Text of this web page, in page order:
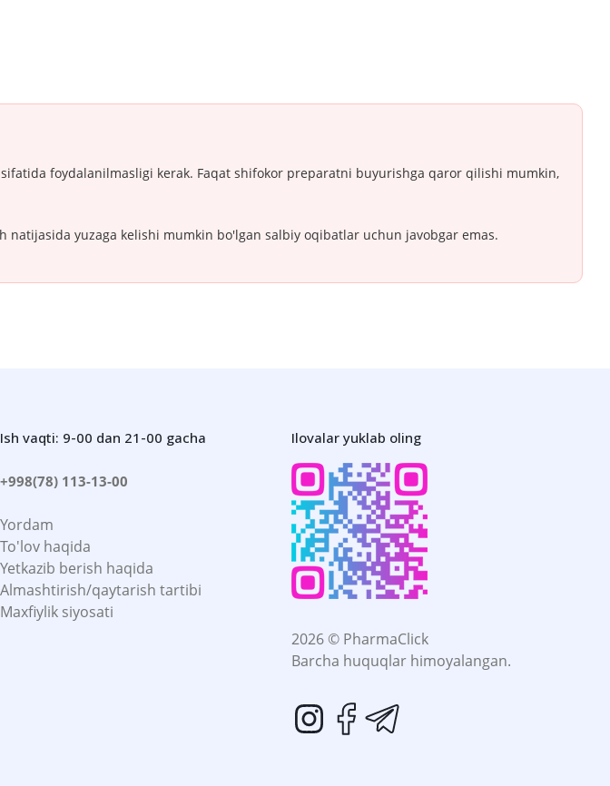
foydalanilmasligi kerak. Faqat shifokor preparatni buyurishga qaror qilishi mumkin,
yuzaga kelishi mumkin bo'lgan salbiy oqibatlar uchun javobgar emas.
Ish vaqti: 9-00 dan 21-00 gacha
+998(78) 113-13-00
Yordam
To'lov haqida
Yetkazib berish haqida
Almashtirish/qaytarish tartibi
Maxfiylik siyosati
Ilovalar yuklab oling
2026 © PharmaClick
Barcha huquqlar himoyalangan.